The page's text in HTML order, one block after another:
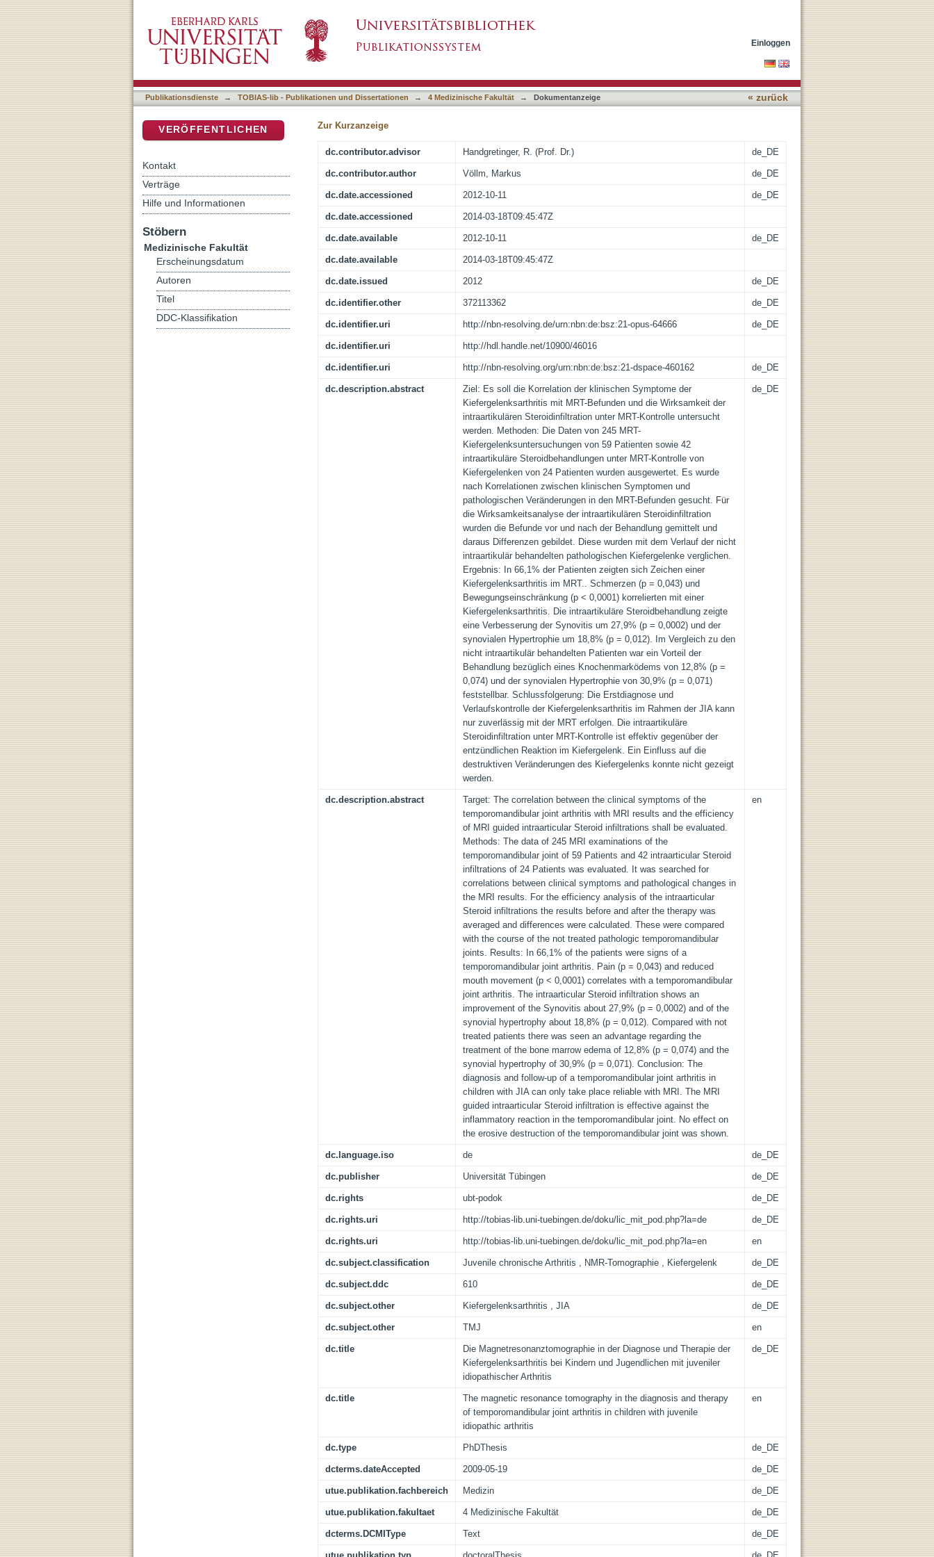
Kindern und Jugendlichen mit juveniler idiopathischer Arthritis
Einloggen
Publikationsdienste → TOBIAS-lib - Publikationen und Dissertationen → 4 Medizinische Fakultät → Dokumentanzeige « zurück
Zur Kurzanzeige
dc.contributor.advisor Handgretinger, R. (Prof. Dr.) de_DE
dc.contributor.author Völlm, Markus de_DE
dc.date.accessioned 2012-10-11 de_DE
dc.date.accessioned 2014-03-18T09:45:47Z
dc.date.available 2012-10-11 de_DE
dc.date.available 2014-03-18T09:45:47Z
dc.date.issued 2012 de_DE
dc.identifier.other 372113362 de_DE
dc.identifier.uri http://nbn-resolving.de/urn:nbn:de:bsz:21-opus-64666 de_DE
dc.identifier.uri http://hdl.handle.net/10900/46016
dc.identifier.uri http://nbn-resolving.org/urn:nbn:de:bsz:21-dspace-460162 de_DE
dc.description.abstract
Ziel: Es soll die Korrelation der klinischen Symptome der
Kiefergelenksarthritis mit MRT-Befunden und die Wirksamkeit der
intraartikulären Steroidinfiltration unter MRT-Kontrolle untersucht
werden. Methoden: Die Daten von 245 MRT-
Kiefergelenksuntersuchungen von 59 Patienten sowie 42
intraartikuläre Steroidbehandlungen unter MRT-Kontrolle von
Kiefergelenken von 24 Patienten wurden ausgewertet. Es wurde
nach Korrelationen zwischen klinischen Symptomen und
pathologischen Veränderungen in den MRT-Befunden gesucht. Für
die Wirksamkeitsanalyse der intraartikulären Steroidinfiltration
wurden die Befunde vor und nach der Behandlung gemittelt und
daraus Differenzen gebildet. Diese wurden mit dem Verlauf der nicht
intraartikulär behandelten pathologischen Kiefergelenke verglichen.
Ergebnis: In 66,1% der Patienten zeigten sich Zeichen einer
Kiefergelenksarthritis im MRT.. Schmerzen (p = 0,043) und
Bewegungseinschränkung (p < 0,0001) korrelierten mit einer
Kiefergelenksarthritis. Die intraartikuläre Steroidbehandlung zeigte
eine Verbesserung der Synovitis um 27,9% (p = 0,0002) und der
synovialen Hypertrophie um 18,8% (p = 0,012). Im Vergleich zu den
nicht intraartikulär behandelten Patienten war ein Vorteil der
Behandlung bezüglich eines Knochenmarködems von 12,8% (p =
0,074) und der synovialen Hypertrophie von 30,9% (p = 0,071)
feststellbar. Schlussfolgerung: Die Erstdiagnose und
Verlaufskontrolle der Kiefergelenksarthritis im Rahmen der JIA kann
nur zuverlässig mit der MRT erfolgen. Die intraartikuläre
Steroidinfiltration unter MRT-Kontrolle ist effektiv gegenüber der
entzündlichen Reaktion im Kiefergelenk. Ein Einfluss auf die
destruktiven Veränderungen des Kiefergelenks konnte nicht gezeigt
werden.
de_DE
dc.description.abstract
Target: The correlation between the clinical symptoms of the
temporomandibular joint arthritis with MRI results and the efficiency
of MRI guided intraarticular Steroid infiltrations shall be evaluated.
Methods: The data of 245 MRI examinations of the
temporomandibular joint of 59 Patients and 42 intraarticular Steroid
infiltrations of 24 Patients was evaluated. It was searched for
correlations between clinical symptoms and pathological changes in
the MRI results. For the efficiency analysis of the intraarticular
Steroid infiltrations the results before and after the therapy was
averaged and differences were calculated. These were compared
with the course of the not treated pathologic temporomandibular
joints. Results: In 66,1% of the patients were signs of a
temporomandibular joint arthritis. Pain (p = 0,043) and reduced
mouth movement (p < 0,0001) correlates with a temporomandibular
joint arthritis. The intraarticular Steroid infiltration shows an
improvement of the Synovitis about 27,9% (p = 0,0002) and of the
synovial hypertrophy about 18,8% (p = 0,012). Compared with not
treated patients there was seen an advantage regarding the
treatment of the bone marrow edema of 12,8% (p = 0,074) and the
synovial hypertrophy of 30,9% (p = 0,071). Conclusion: The
diagnosis and follow-up of a temporomandibular joint arthritis in
children with JIA can only take place reliable with MRI. The MRI
guided intraarticular Steroid infiltration is effective against the
inflammatory reaction in the temporomandibular joint. No effect on
the erosive destruction of the temporomandibular joint was shown.
en
dc.language.iso de de_DE
dc.publisher Universität Tübingen de_DE
dc.rights ubt-podok de_DE
dc.rights.uri http://tobias-lib.uni-tuebingen.de/doku/lic_mit_pod.php?la=de de_DE
dc.rights.uri http://tobias-lib.uni-tuebingen.de/doku/lic_mit_pod.php?la=en en
dc.subject.classification Juvenile chronische Arthritis , NMR-Tomographie , Kiefergelenk de_DE
dc.subject.ddc 610 de_DE
dc.subject.other Kiefergelenksarthritis , JIA de_DE
dc.subject.other TMJ en
dc.title
Die Magnetresonanztomographie in der Diagnose und Therapie der
Kiefergelenksarthritis bei Kindern und Jugendlichen mit juveniler
idiopathischer Arthritis
de_DE
dc.title
The magnetic resonance tomography in the diagnosis and therapy
of temporomandibular joint arthritis in children with juvenile
idiopathic arthritis
en
dc.type PhDThesis de_DE
dcterms.dateAccepted 2009-05-19 de_DE
utue.publikation.fachbereich Medizin de_DE
utue.publikation.fakultaet 4 Medizinische Fakultät de_DE
dcterms.DCMIType Text de_DE
VERÖFFENTLICHEN
Kontakt
Verträge
Hilfe und Informationen
Stöbern
Medizinische Fakultät
Erscheinungsdatum
Autoren
Titel
DDC-Klassifikation